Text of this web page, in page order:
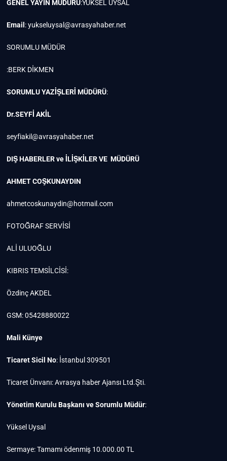
GENEL YAYIN MÜDÜRÜ:YÜKSEL UYSAL
Email :yukseluysal@avrasyahaber.net
SORUMLU MÜDÜR
:BERK DİKMEN
SORUMLU YAZİŞLERİ MÜDÜRÜ:
Dr.SEYFİ AKİL
seyfiakil@avrasyahaber.net
DIŞ HABERLER ve İLİŞKİLER VE MÜDÜRÜ
AHMET COŞKUNAYDIN
ahmetcoskunaydin@hotmail.com
FOTOĞRAF SERVİSİ
ALİ ULUOĞLU
KIBRIS TEMSİLCİSİ:
Özdinç AKDEL
GSM: 05428880022
Mali Künye
Ticaret Sicil No: İstanbul 309501
Ticaret Ünvanı: Avrasya haber Ajansı Ltd.Şti.
Yönetim Kurulu Başkanı ve Sorumlu Müdür:
Yüksel Uysal
Sermaye: Tamamı ödenmiş 10.000.00 TL